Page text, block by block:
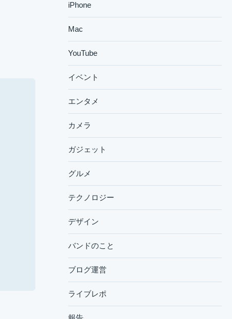
iPhone
Mac
YouTube
イベント
エンタメ
カメラ
ガジェット
グルメ
テクノロジー
デザイン
バンドのこと
ブログ運営
ライブレポ